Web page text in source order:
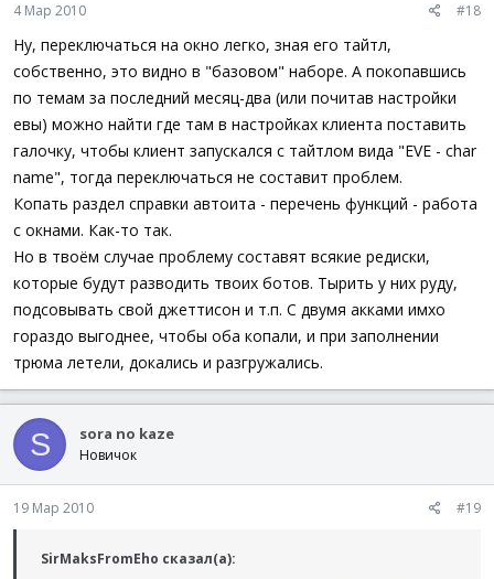
4 Мар 2010 #18
Ну, переключаться на окно легко, зная его тайтл,
собственно, это видно в "базовом" наборе. А покопавшись
по темам за последний месяц-два (или почитав настройки
евы) можно найти где там в настройках клиента поставить
галочку, чтобы клиент запускался с тайтлом вида "EVE - char
name", тогда переключаться не составит проблем.
Копать раздел справки автоита - перечень функций - работа
с окнами. Как-то так.
Но в твоём случае проблему составят всякие редиски,
которые будут разводить твоих ботов. Тырить у них руду,
подсовывать свой джеттисон и т.п. С двумя акками имхо
гораздо выгоднее, чтобы оба копали, и при заполнении
трюма летели, докались и разгружались.
S sora no kaze
Новичок
19 Мар 2010 #19
SirMaksFromEho сказал(а):